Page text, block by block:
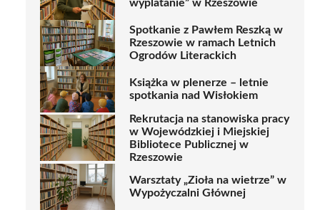
wyplatanie” w Rzeszowie
Spotkanie z Pawłem Reszką w
Rzeszowie w ramach Letnich
Ogrodów Literackich
Książka w plenerze – letnie
spotkania nad Wisłokiem
Rekrutacja na stanowiska pracy
w Wojewódzkiej i Miejskiej
Bibliotece Publicznej w
Rzeszowie
Warsztaty „Zioła na wietrze” w
Wypożyczalni Głównej